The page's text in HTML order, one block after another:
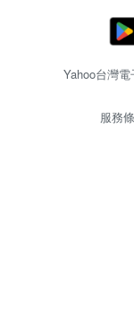
Yahoo台灣
服務